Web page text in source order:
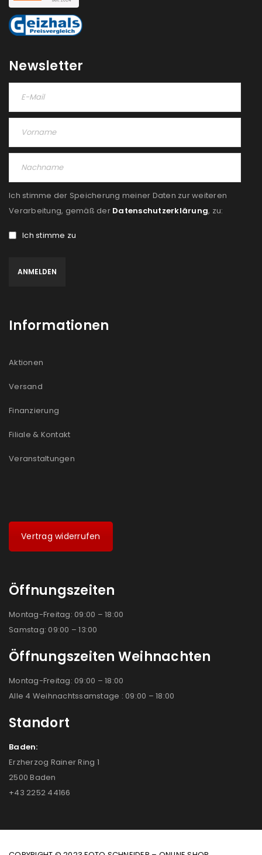
Newsletter
Ich stimme der Speicherung meiner Daten zur weiteren
Verarbeitung, gemäß der Datenschutzerklärung, zu:
Ich stimme zu
Informationen
Aktionen
Versand
Finanzierung
Filiale & Kontakt
Veranstaltungen
Vertrag widerrufen
Öffnungszeiten
Montag-Freitag: 09:00 – 18:00
Samstag: 09:00 – 13:00
Öffnungszeiten Weihnachten
Montag-Freitag: 09:00 – 18:00
Alle 4 Weihnachtssamstage : 09:00 – 18:00
Standort
Baden:
Erzherzog Rainer Ring 1
2500 Baden
+43 2252 44166